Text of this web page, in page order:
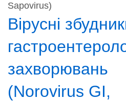
Sapovirus)
Вірусні
захворювань
(Norovirus GI,